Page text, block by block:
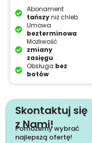
Abonament
tańszyniż chleb
Umowa
bezterminowa
Możliwość
zmiany
zasięgu
Obsługa bez
botów
Skontaktuj się
z Nami!
Pomożemy wybrać
najlepszą ofertę!